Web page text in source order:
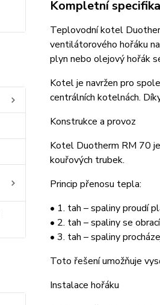
Kompletní
Teplovodní kotel
ventilátorového hořáku
plyn nebo olejový hořák
Kotel je navržen pro
centrálních kotelnách.
Konstrukce a provoz
Kotel Duotherm RM 70
kouřových trubek.
Princip přenosu tepla:
• 1. tah – spaliny proudí
• 2. tah – spaliny se
• 3. tah – spaliny
Toto řešení umožňuje
Instalace hořáku